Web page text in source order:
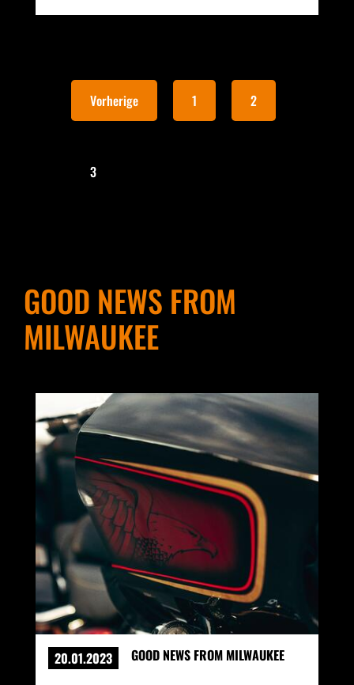
Vorherige 1 2
3
GOOD NEWS FROM
MILWAUKEE
20.01.2023 GOOD NEWS FROM MILWAUKEE